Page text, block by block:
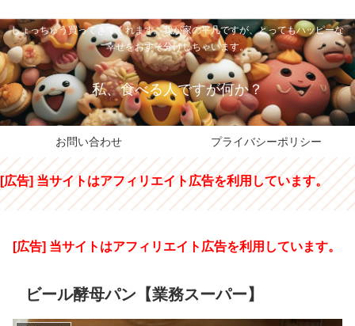
しょっちゅう買ってきてくれます。我が家の平凡ですが、とってもハッピーな
幸せをおすそ分けしちゃいます。
私、食べる人ですが何か？
お問い合わせ プライバシーポリシー
[広告] 当サイトはアフィリエイト広告を利用しています。
[広告] 当サイトはアフィリエイト広告を利用しています。
ビール酵母パン【業務スーパー】